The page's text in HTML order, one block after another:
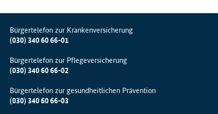
Bürgertelefon zur Krankenversicherung
(030) 340 60 66-01
Bürgertelefon zur Pflegeversicherung
(030) 340 60 66-02
Bürgertelefon zur gesundheitlichen Prävention
(030) 340 60 66-03